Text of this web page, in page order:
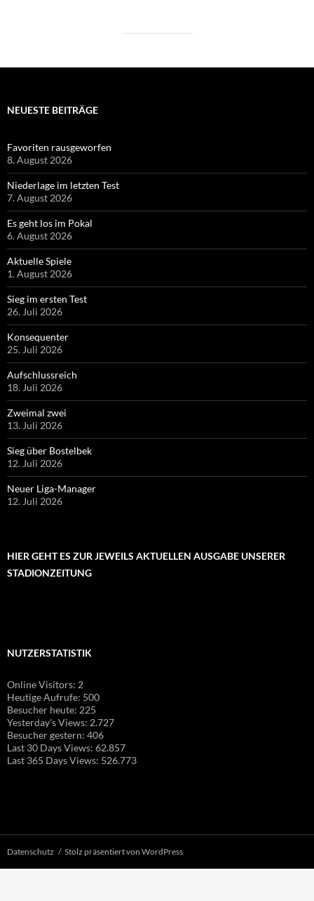
NEUESTE BEITRÄGE
Favoriten rausgeworfen
8. August 2026
Niederlage im letzten Test
7. August 2026
Es geht los im Pokal
6. August 2026
Aktuelle Spiele
1. August 2026
Sieg im ersten Test
26. Juli 2026
Konsequenter
25. Juli 2026
Aufschlussreich
18. Juli 2026
Zweimal zwei
13. Juli 2026
Sieg über Bostelbek
12. Juli 2026
Neuer Liga-Manager
12. Juli 2026
HIER GEHT ES ZUR JEWEILS AKTUELLEN AUSGABE UNSERER
STADIONZEITUNG
NUTZERSTATISTIK
Online Visitors: 2
Heutige Aufrufe: 500
Besucher heute: 225
Yesterday's Views: 2.727
Besucher gestern: 406
Last 30 Days Views: 62.857
Last 365 Days Views: 526.773
Datenschutz Stolz präsentiert von WordPress